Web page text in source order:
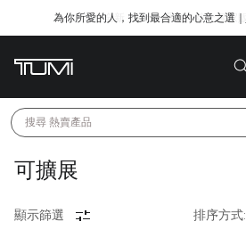
為你所愛的人，找到最合適的心意之選｜
搜尋 熱賣產品
可擴展
顯示篩選 排序方式: